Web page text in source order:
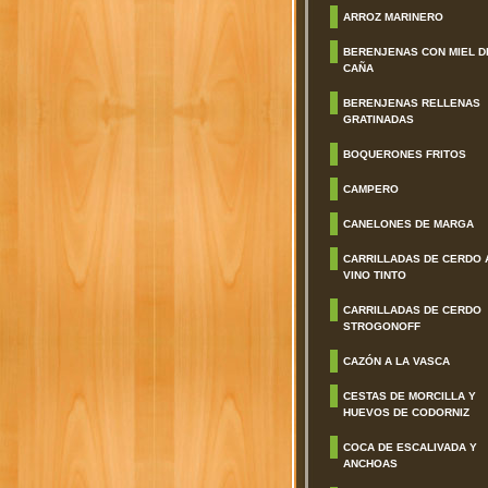
ARROZ MARINERO
BERENJENAS CON MIEL
CAÑA
BERENJENAS RELLENAS
GRATINADAS
BOQUERONES FRITOS
CAMPERO
CANELONES DE MARGA
CARRILLADAS DE CERDO
VINO TINTO
CARRILLADAS DE CERDO
STROGONOFF
CAZÓN A LA VASCA
CESTAS DE MORCILLA Y
HUEVOS DE CODORNIZ
COCA DE ESCALIVADA Y
ANCHOAS